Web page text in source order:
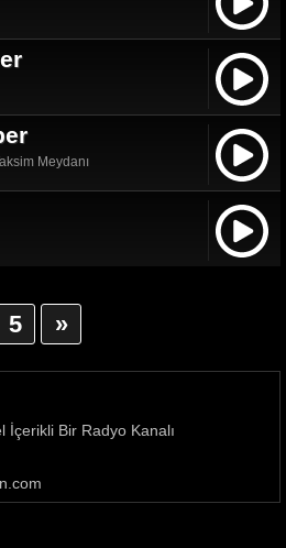
Meydanı
5 »
İçerikli Bir Radyo Kanalı